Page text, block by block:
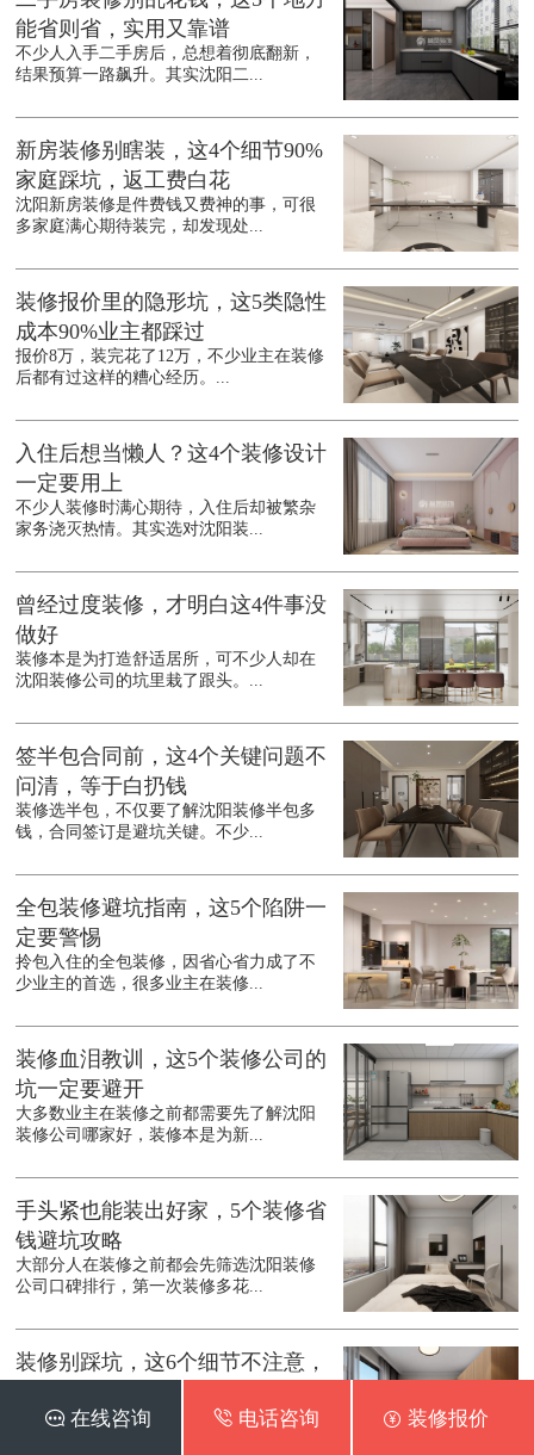
能省则省，实用又靠谱
不少人入手二手房后，总想着彻底翻新，
结果预算一路飙升。其实沈阳二...
新房装修别瞎装，这4个细节90%
家庭踩坑，返工费白花
沈阳新房装修是件费钱又费神的事，可很
多家庭满心期待装完，却发现处...
装修报价里的隐形坑，这5类隐性
成本90%业主都踩过
报价8万，装完花了12万，不少业主在装修
后都有过这样的糟心经历。...
入住后想当懒人？这4个装修设计
一定要用上
不少人装修时满心期待，入住后却被繁杂
家务浇灭热情。其实选对沈阳装...
曾经过度装修，才明白这4件事没
做好
装修本是为打造舒适居所，可不少人却在
沈阳装修公司的坑里栽了跟头。...
签半包合同前，这4个关键问题不
问清，等于白扔钱
装修选半包，不仅要了解沈阳装修半包多
钱，合同签订是避坑关键。不少...
全包装修避坑指南，这5个陷阱一
定要警惕
拎包入住的全包装修，因省心省力成了不
少业主的首选，很多业主在装修...
装修血泪教训，这5个装修公司的
坑一定要避开
大多数业主在装修之前都需要先了解沈阳
装修公司哪家好，装修本是为新...
手头紧也能装出好家，5个装修省
钱避坑攻略
大部分人在装修之前都会先筛选沈阳装修
公司口碑排行，第一次装修多花...
装修别踩坑，这6个细节不注意，
在装修之前都会先了解沈阳装修公司口碑
 在线咨询  电话咨询  装修报价